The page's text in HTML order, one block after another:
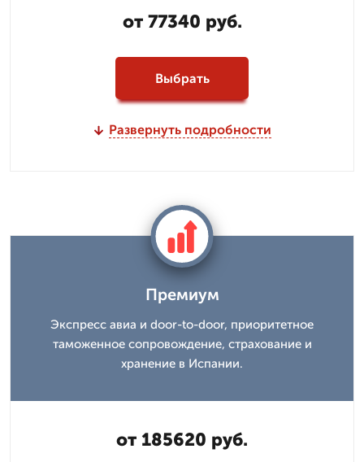
от 77340 руб.
Выбрать
Развернуть подробности
Премиум
Экспресс авиа и door-to-door, приоритетное
таможенное сопровождение, страхование и
хранение в Испании.
от 185620 руб.